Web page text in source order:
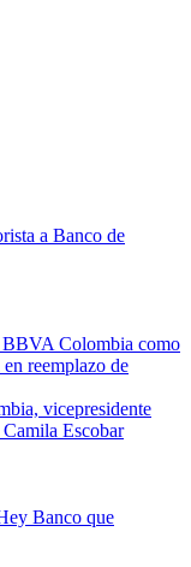
a Banco de
Colombia como
reemplazo de
Banco que